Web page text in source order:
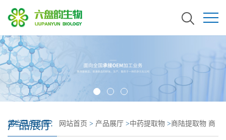
产品展厅
您当前的位置： 网站首页 > 产品展厅 >中药提取物 >商陆提取物 商